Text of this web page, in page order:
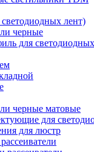
лент)
черные
для
черные матовые
для
для люстр